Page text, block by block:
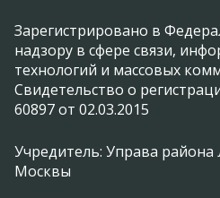
Зарегистрировано в
надзору в сфере связи,
технологий и массовых
Свидетельство о
60897 от 02.03.2015
Учредитель: Управа
Москвы